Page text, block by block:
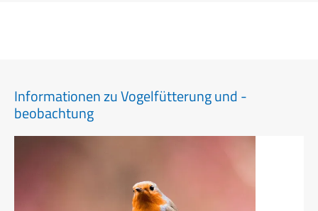
Informationen zu Vogelfütterung und -
beobachtung